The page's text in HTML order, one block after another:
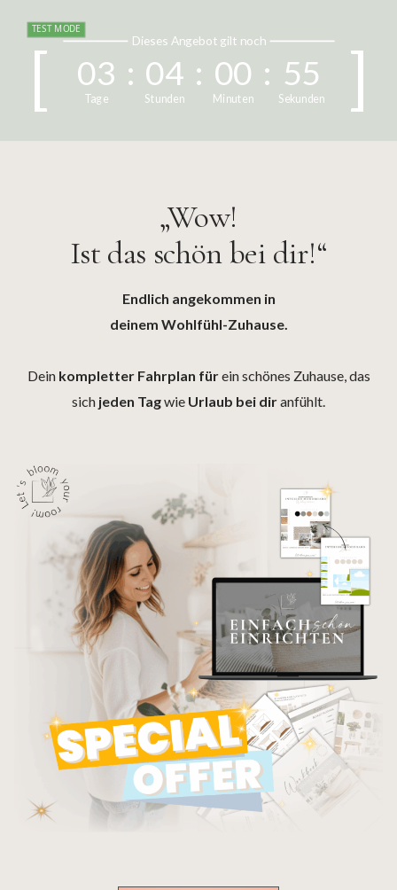
TEST MODE
Dieses Angebot gilt noch
03
Tage
04
Stunden
00
Minuten
54
Sekunden
„Wow!
Ist das schön bei dir!“
Endlich angekommen in
deinem Wohlfühl-Zuhause.
Deinkompletter Fahrplan fürein schönes Zuhause, das
sich jeden Tagwie Urlaub bei diranfühlt.